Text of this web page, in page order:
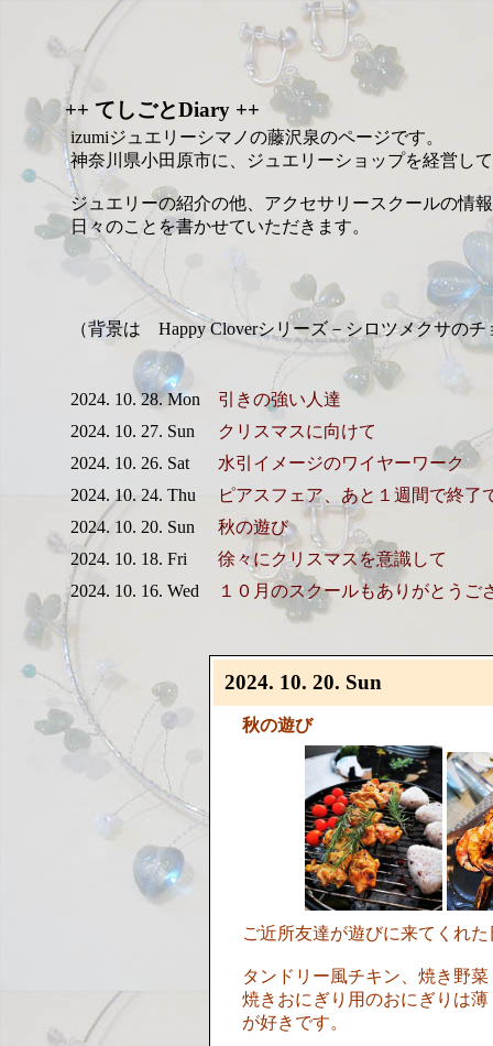
++ てしごとDiary ++
izumiジュエリーシマノの藤沢泉のページです。
神奈川県小田原市に、ジュエリーショップを経営し
ジュエリーの紹介の他、アクセサリースクールの情
日々のことを書かせていただきます。
（背景は Happy Cloverシリーズ－シロツメクサのチ
2024. 10. 28. Mon
引きの強い人達
2024. 10. 27. Sun
クリスマスに向けて
2024. 10. 26. Sat
水引イメージのワイヤーワーク
2024. 10. 24. Thu
ピアスフェア、あと１週間で終了
2024. 10. 20. Sun
秋の遊び
2024. 10. 18. Fri
徐々にクリスマスを意識して
2024. 10. 16. Wed
１０月のスクールもありがとうご
2024. 10. 20. Sun
秋の遊び
ご近所友達が遊びに来てくれ
タンドリー風チキン、焼き野
焼きおにぎり用のおにぎりは
が好きです。